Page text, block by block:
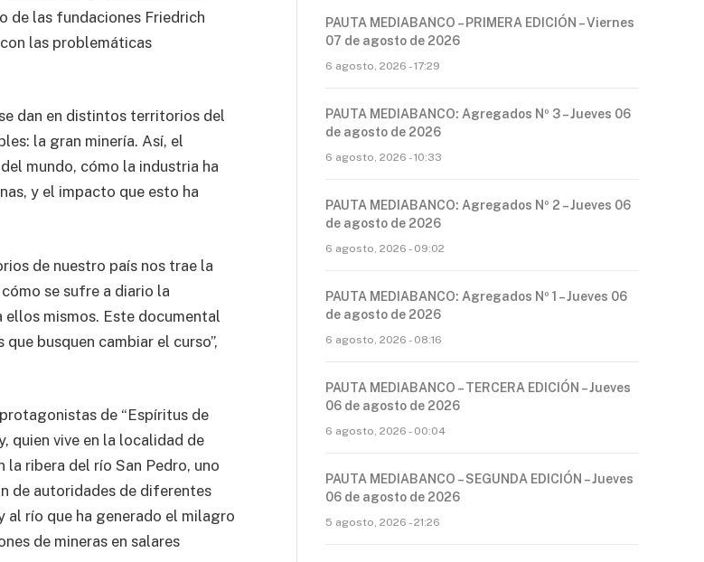
de las fundaciones Friedrich
las problemáticas
dan en distintos territorios del
la gran minería. Así, el
mundo, cómo la industria ha
y el impacto que esto ha
de nuestro país nos trae la
se sufre a diario la
ellos mismos. Este documental
busquen cambiar el curso”,
de “Espíritus de
quien vive en la localidad de
ribera del río San Pedro, uno
de autoridades de diferentes
al río que ha generado el milagro
de mineras en salares
PAUTA MEDIABANCO – PRIMERA EDICIÓN – Viernes
07 de agosto de 2026
6 agosto, 2026 - 17:29
PAUTA MEDIABANCO: Agregados Nº 3 – Jueves 06
de agosto de 2026
6 agosto, 2026 - 10:33
PAUTA MEDIABANCO: Agregados Nº 2 – Jueves 06
de agosto de 2026
6 agosto, 2026 - 09:02
PAUTA MEDIABANCO: Agregados Nº 1 – Jueves 06
de agosto de 2026
6 agosto, 2026 - 08:16
PAUTA MEDIABANCO – TERCERA EDICIÓN – Jueves
06 de agosto de 2026
6 agosto, 2026 - 00:04
PAUTA MEDIABANCO – SEGUNDA EDICIÓN – Jueves
06 de agosto de 2026
5 agosto, 2026 - 21:26